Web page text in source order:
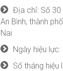
Địa chỉ: Số 30
An Bình, thành
Nai
Ngày hiệu
Số tháng hiệu